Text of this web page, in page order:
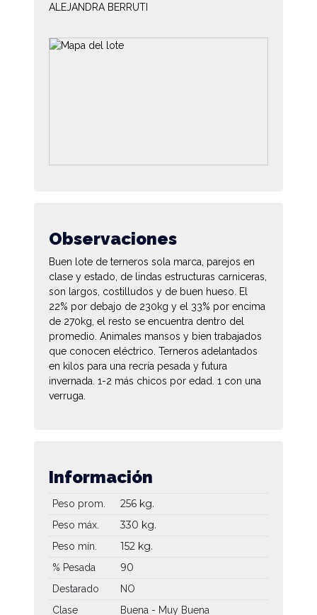
ALEJANDRA BERRUTI
Observaciones
Buen lote de terneros sola marca, parejos en
clase y estado, de lindas estructuras carniceras,
son largos, costilludos y de buen hueso. El
22% por debajo de 230kg y el 33% por encima
de 270kg, el resto se encuentra dentro del
promedio. Animales mansos y bien trabajados
que conocen eléctrico. Terneros adelantados
en kilos para una recría pesada y futura
invernada. 1-2 más chicos por edad. 1 con una
verruga.
Información
Peso prom. 256 kg.
Peso máx. 330 kg.
Peso mín. 152 kg.
% Pesada 90
Destarado
NO
Clase
Buena - Muy Buena